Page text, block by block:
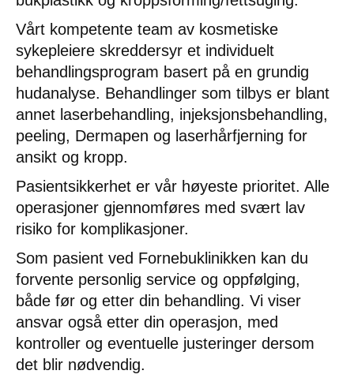
Vårt kompetente team av kosmetiske
sykepleiere skreddersyr et individuelt
behandlingsprogram basert på en grundig
hudanalyse. Behandlinger som tilbys er blant
annet laserbehandling, injeksjonsbehandling,
peeling, Dermapen og laserhårfjerning for
ansikt og kropp.
Pasientsikkerhet er vår høyeste prioritet. Alle
operasjoner gjennomføres med svært lav
risiko for komplikasjoner.
Som pasient ved Fornebuklinikken kan du
forvente personlig service og oppfølging,
både før og etter din behandling. Vi viser
ansvar også etter din operasjon, med
kontroller og eventuelle justeringer dersom
det blir nødvendig.